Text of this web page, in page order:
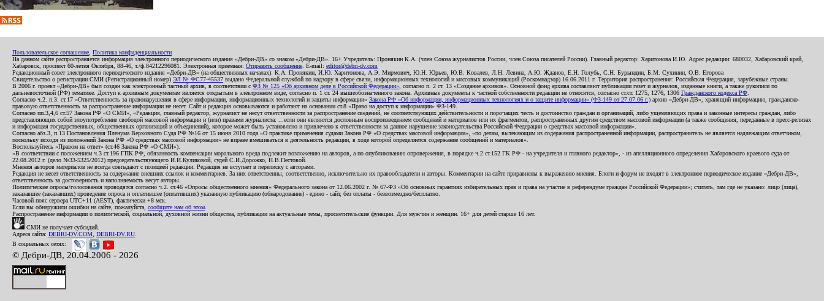
Пользовательское соглашение Политика конфиденциальности
На данном сайте распространяется информация электронного периодического издания «Дебри-ДВ» со знаком «Дебри-ДВ». 16+ Учредитель: Пронякин К.А. (член Союза журналистов России, член Союза писателей России). Главный редактор: Харитонова И.Ю. Адрес редакции: 680032, Хабаровский край,
Хабаровск, проспект 60-летия Октября, 88-46, т./ф.84212296081. Электронная приемная: Отправить сообщение . E-mail: editor@debri-dv.com
Редакционный совет электронного периодического издания «Дебри-ДВ» (на общественных началах): К.А. Пронякин, И.Ю. Харитонова, А.Э. Мирмович, Ю.Н. Юрьев, Ю.В. Ковалев, Л.Н. Левина, А.Ю. Жданов, Е.Н. Голубь, С.Н. Бурындин, Б.М. Сухинин, О.В. Егорова
Свидетельство о регистрации СМИ (Регистрационный номер) ЭЛ № ФС77-45537 выдано Федеральной службой по надзору в сфере связи, информационных технологий и массовых коммуникаций (Роскомнадзор) 16.06.2011 г. Территория распространения: Российская Федерация, зарубежные страны.
В 2006 г. проект «Дебри-ДВ» был создан как электронный частный архив, в соответствии с ФЗ № 125 «Об архивном деле в Российской Федерации» , согласно п. 2 ст. 13 «Создание архивов». Основной фонд архива составляют публикации газет и журналов, изданные книги, а также рукописи по
дальневосточной (РФ) тематике. Доступ к архивным документам является открытым в электронном виде, согласно п. 1 ст. 24 вышеобозначенного закона. Архивные документы к частной собственности редакции не относятся, согласно ст.ст. 1275, 1276, 1306 Гражданского кодекса РФ
Согласно ч.2. п.3. ст.17 «Ответственность за правонарушения в сфере информации, информационных технологий и защиты информации» Закона РФ «Об информации, информационных технологиях и о защите информации» (ФЗ-149 от 27.07.06 г.) архив «Дебри-ДВ», хранящий информацию, гражданско-
правовую ответственность за распространение информации не несет. Сайт и редакция основываются и работают на основании ст.8 «Право на доступ к информации» ФЗ-149.
Согласно пп.3,4,6 ст.57 Закона РФ «О СМИ», «Редакция, главный редактор, журналист не несут ответственности за распространение сведений, не соответствующих действительности и порочащих честь и достоинство граждан и организаций, либо ущемляющих права и законные интересы граждан, либо
представляющих собой злоупотребление свободой массовой информации и (или) правами журналиста: ...если они являются дословным воспроизведением сообщений и материалов или их фрагментов, распространенных другим средством массовой информации (а также сообщения, переданные в пресс-релизах
и информация государственных, общественных организаций и объединений), которое может быть установлено и привлечено к ответственности за данное нарушение законодательства Российской Федерации о средствах массовой информации».
Согласно абз.3, п.13 Постановления Пленума Верховного Суда РФ №16 от 15 июня 2010 года «О практике применения судами Закона РФ «О средствах массовой информации», «по делам, вытекающим из содержания распространенной информации, распространитель не является надлежащим ответчиком,
поскольку исходя из положений Закона РФ «О средствах массовой информации» не вправе вмешиваться в деятельность редакции, в ходе которой определяется содержание сообщений и материалов».
Воспользуйтесь «Правом на ответ» (ст.46 Закона РФ «О СМИ»).
«В соответствии с положением ч.3 ст.196 ГПК РФ, обязанность компенсации морального вреда подлежит возложению на авторов, а по опубликованию опровержения, в порядке ч.2 ст.152 ГК РФ - на учредителя и главного редактор», - из апелляционного определения Хабаровского краевого суда от
22.08.2012 г. (дело №33-5325/2012) председательствующего И.И.Куликовой, судей С.И.Дорожко, Н.В.Пестовой.
Мнения авторов материалов не всегда совпадают с позицией редакции. Редакция не вступает в переписку с авторами.
Редакция не несет ответственность за содержание внешних ссылок и комментариев. За них ответственны, соответственно, исключительно их правообладатели и авторы. Комментарии на сайте приравнены к выражению мнения. Блоги и форум не входят в электронное периодическое издание «Дебри-ДВ»,
ответственность за достоверность и наполняемость несут авторы.
Политические опросы/голосования проводятся согласно ч.2. ст.46 «Опросы общественного мнения» Федерального закона от 12.06.2002 г. № 67-ФЗ «Об основных гарантиях избирательных прав и права на участие в референдуме граждан Российской Федерации»; считать, там где не указано: лицо (лица),
заказавшее (заказавших) проведение опроса и оплатившее (оплативших) указанную публикацию (обнародование) - едино - сайт, без оплаты - безвозмездно/бесплатно.
Часовой пояс сервера UTC+11 (AEST), фактически +8 мск.
Если вы обнаружили ошибки на сайте, пожалуйста, сообщите нам об этом
Распространение информации о политической, социальной, духовной жизни общества, публикации на актуальные темы, просветительские функции. Для мужчин и женщин. 16+ для детей старше 16 лет.
СМИ не получает субсидий.
Адреса сайта: DEBRI-DV.COM DEBRI-DV.RU
В социальных сетях:
© Дебри-ДВ, 20.04.2006 - 2026